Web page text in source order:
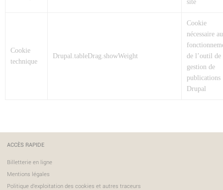
site
Cookie
technique
Drupal.tableDrag.showWeight
Cookie
nécessaire au
de l’outil de
gestion de
publications
Drupal
ACCÈS RAPIDE
Billetterie en ligne
Mentions légales
Politique d'exploitation des cookies et autres traceurs